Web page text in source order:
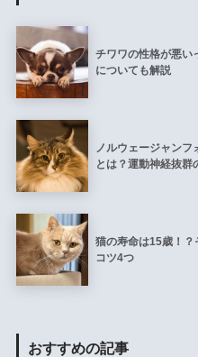
チワワの性格が悪い
についても解説
ノルウェージャンフ
とは？運動神経抜群
猫の寿命は15歳！
コツ4つ
おすすめの記事